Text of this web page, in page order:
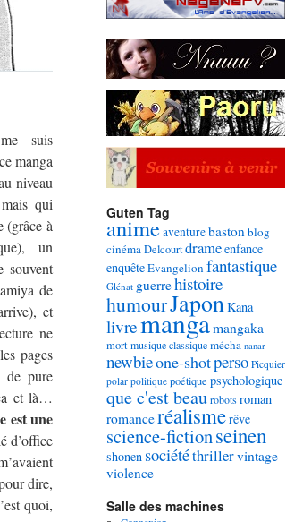
suis
manga
niveau
qui
(grâce à
un
souvent
de
et
ne
pages
de pure
et là…
est une
d’office
dire,
quoi,
Guten Tag
animeaventurebaston blog
cinémaDelcourtdrameenfance
enquêteEvangelion fantastique
Glénat guerrehistoire
humourJapon Kana
livremangamangaka
mortmusique classiquemécha nanar
newbieone-shotperso Picquier
polar politique poétique psychologique
que c'est beaurobotsroman
romanceréalismerêve
science-fictionseinen
shonen sociététhrillervintage
violence
Salle des machines